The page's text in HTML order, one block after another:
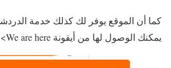
كما أن الموقع يوفر لك كذلك خدمة
يمكنك الوصول لها من أيقونة We are here>